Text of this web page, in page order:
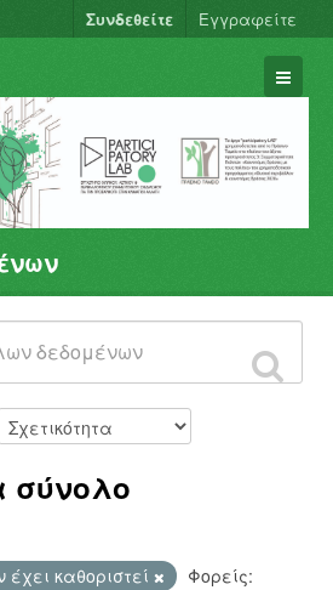
Συνδεθείτε Εγγραφείτε
σύνολο
καθοριστεί
Φορείς: